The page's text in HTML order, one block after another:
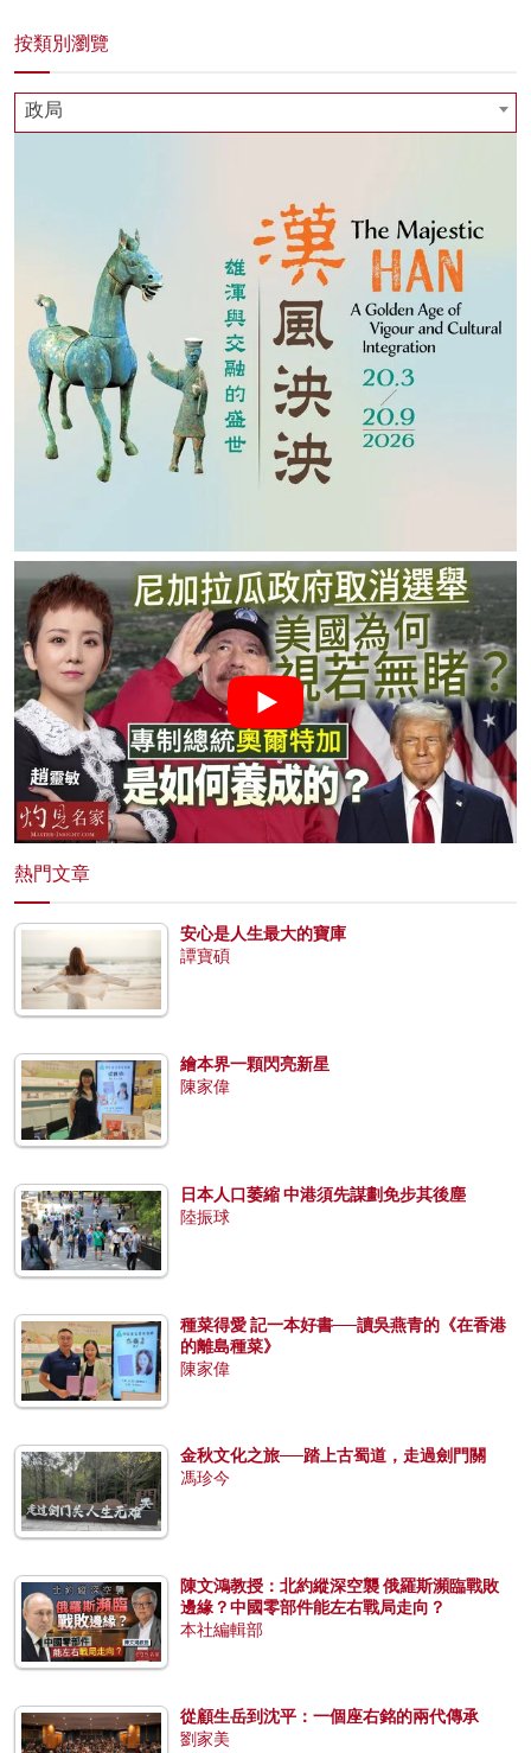
按類別瀏覽
政局
熱門文章
安心是人生最大的寶庫
譚寶碩
繪本界一顆閃亮新星
陳家偉
日本人口萎縮 中港須先謀劃免步其後塵
陸振球
種菜得愛 記一本好書──讀吳燕青的《在香港
的離島種菜》
陳家偉
金秋文化之旅──踏上古蜀道，走過劍門關
馮珍今
陳文鴻教授：北約縱深空襲 俄羅斯瀕臨戰敗
邊緣？中國零部件能左右戰局走向？
本社編輯部
從顧生岳到沈平：一個座右銘的兩代傳承
劉家美